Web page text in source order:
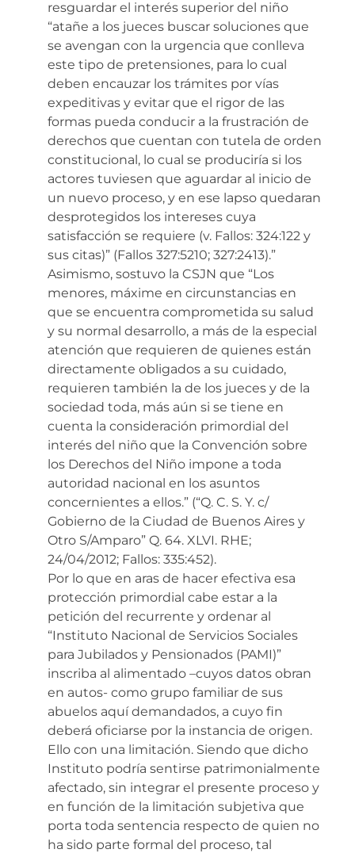
resguardar el interés superior del niño
“atañe a los jueces buscar soluciones que
se avengan con la urgencia que conlleva
este tipo de pretensiones, para lo cual
deben encauzar los trámites por vías
expeditivas y evitar que el rigor de las
formas pueda conducir a la frustración de
derechos que cuentan con tutela de orden
constitucional, lo cual se produciría si los
actores tuviesen que aguardar al inicio de
un nuevo proceso, y en ese lapso quedaran
desprotegidos los intereses cuya
satisfacción se requiere (v. Fallos: 324:122 y
sus citas)” (Fallos 327:5210; 327:2413).”
Asimismo, sostuvo la CSJN que “Los
menores, máxime en circunstancias en
que se encuentra comprometida su salud
y su normal desarrollo, a más de la especial
atención que requieren de quienes están
directamente obligados a su cuidado,
requieren también la de los jueces y de la
sociedad toda, más aún si se tiene en
cuenta la consideración primordial del
interés del niño que la Convención sobre
los Derechos del Niño impone a toda
autoridad nacional en los asuntos
concernientes a ellos.” (“Q. C. S. Y. c/
Gobierno de la Ciudad de Buenos Aires y
Otro S/Amparo” Q. 64. XLVI. RHE;
24/04/2012; Fallos: 335:452).
Por lo que en aras de hacer efectiva esa
protección primordial cabe estar a la
petición del recurrente y ordenar al
“Instituto Nacional de Servicios Sociales
para Jubilados y Pensionados (PAMI)”
inscriba al alimentado –cuyos datos obran
en autos- como grupo familiar de sus
abuelos aquí demandados, a cuyo fin
deberá oficiarse por la instancia de origen.
Ello con una limitación. Siendo que dicho
Instituto podría sentirse patrimonialmente
afectado, sin integrar el presente proceso y
en función de la limitación subjetiva que
porta toda sentencia respecto de quien no
ha sido parte formal del proceso, tal